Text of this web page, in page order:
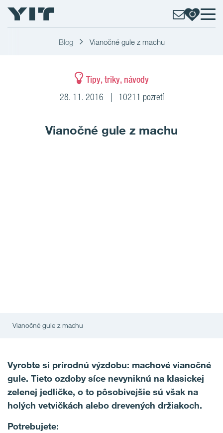
Blog Vianočné gule z machu
Tipy, triky, návody
28. 11. 2016 10211 pozretí
Vianočné gule z machu
Vianočné gule z machu
Vyrobte si prírodnú výzdobu: machové vianočné
gule. Tieto ozdoby síce nevyniknú na klasickej
zelenej jedličke, o to pôsobivejšie sú však na
holých vetvičkách alebo drevených držiakoch.
Potrebujete: